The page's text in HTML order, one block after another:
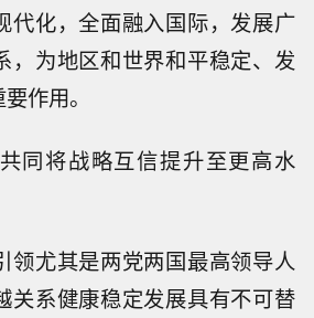
代化，全面融入国际，发展广
，为地区和世界和平稳定、发
作用。
同将战略互信提升至更高水
领尤其是两党两国最高领导人
关系健康稳定发展具有不可替